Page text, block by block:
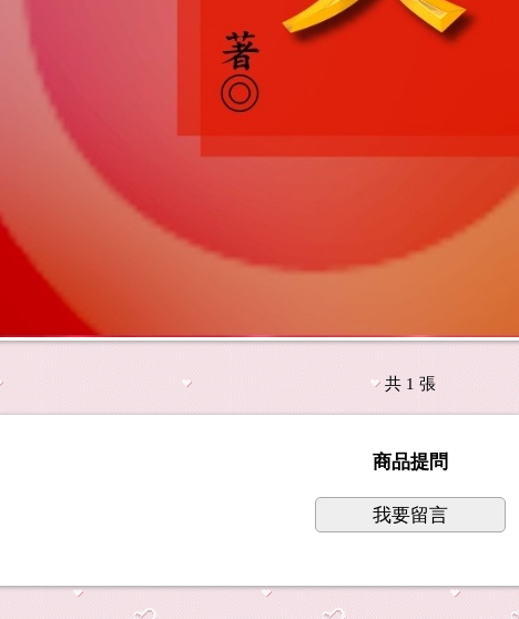
共 1 張
商品提問
我要留言